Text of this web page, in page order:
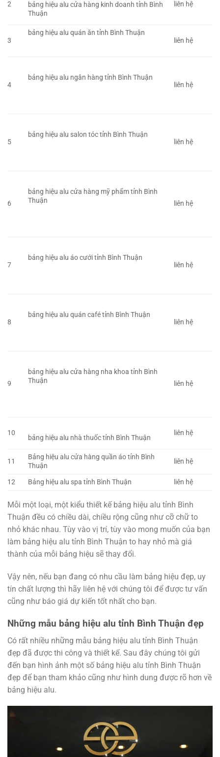
2
bảng hiệu alu cửa hàng kinh doanh tỉnh Bình
Thuận
liên hệ
3
bảng hiệu alu quán ăn tỉnh Bình Thuận
liên hệ
4
bảng hiệu alu ngân hàng tỉnh Bình Thuận
liên hệ
5
bảng hiệu alu salon tóc tỉnh Bình Thuận
liên hệ
6
bảng hiệu alu cửa hàng mỹ phẩm tỉnh Bình
Thuận
liên hệ
7
bảng hiệu alu áo cưới tỉnh Bình Thuận
liên hệ
8
bảng hiệu alu quán café tỉnh Bình Thuận
liên hệ
9
bảng hiệu alu cửa hàng nha khoa tỉnh Bình
Thuận
liên hệ
10
bảng hiệu alu nhà thuốc tỉnh Bình Thuận
liên hệ
11
Bảng hiệu alu cửa hàng quần áo tỉnh Bình
Thuận
liên hệ
12 Bảng hiệu alu spa tỉnh Bình Thuận liên hệ
Mỗi một loại, một kiểu thiết kế bảng hiệu alu tỉnh Bình
Thuận đều có chiều dài, chiều rộng cũng như cỡ chữ to
nhỏ khác nhau. Tùy vào vị trí, tùy vào mong muốn của bạn
làm bảng hiệu alu tỉnh Bình Thuận to hay nhỏ mà giá
thành của mỗi bảng hiệu sẽ thay đổi.
Vậy nên, nếu bạn đang có nhu cầu làm bảng hiệu đẹp, uy
tín chất lượng thì hãy liên hệ với chúng tôi để được tư vấn
cũng như báo giá dự kiến tốt nhất cho bạn.
Những mẫu bảng hiệu alu tỉnh Bình Thuận đẹp
Có rất nhiều những mẫu bảng hiệu alu tỉnh Bình Thuận
đẹp đã được thi công và thiết kế. Sau đây chúng tôi gửi
đến bạn hình ảnh một số bảng hiệu alu tỉnh Bình Thuận
đẹp để bạn tham khảo cũng như hình dung được rõ hơn về
bảng hiệu alu.